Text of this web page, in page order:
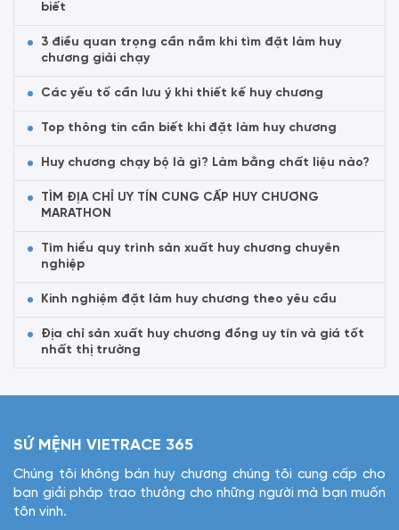
biết
3 điều quan trọng cần nắm khi tìm đặt làm huy
chương giải chạy
Các yếu tố cần lưu ý khi thiết kế huy chương
Top thông tin cần biết khi đặt làm huy chương
Huy chương chạy bộ là gì? Làm bằng chất liệu nào?
TÌM ĐỊA CHỈ UY TÍN CUNG CẤP HUY CHƯƠNG
MARATHON
Tìm hiểu quy trình sản xuất huy chương chuyên
nghiệp
Kinh nghiệm đặt làm huy chương theo yêu cầu
Địa chỉ sản xuất huy chương đồng uy tín và giá tốt
nhất thị trường
SỨ MỆNH VIETRACE 365
Chúng tôi không bán huy chương chúng tôi cung cấp cho
bạn giải pháp trao thưởng cho những người mà bạn muốn
tôn vinh.